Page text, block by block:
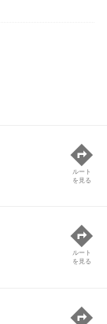
ルート
を見る
ルート
を見る